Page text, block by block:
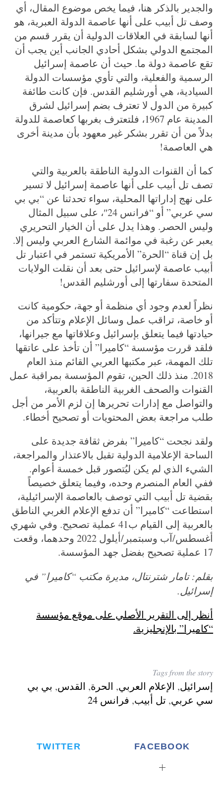
والجدير بالذكر هنا، فيما يخص موضوع المقال، أي
وصف تل أبيب على أنها عاصمة الدولة العبرية، هو
أنها لسابقة في العلاقات الدولية أن يقرر قسم من
المجتمع الدولي بشكل أحادي الجانب أين يجب أن
تقع عاصمة دولة ما. حيث أن عاصمة إسرائيل
الرسمية والفعلية، والتي تأوي مؤسسات الدولة
السيادية، هي أورشليم القدس. فإن كانت طائفة
كبيرة من الدول لا تعترف بضم إسرائيل لشرق
المدينة عام 1967، فلتعترف بغربها كعاصمة للدولة
بدلاً من أن تقرر بشكر غير معهود بأن مدينة أخرى
هي العاصمة!
كما أن القنوات الدولية الناطقة بالعربية والتي
تصف تل أبيب على أنها عاصمة إسرائيل لا تسير
على نهج إداراتها المحلية، سواء تحدثنا عن “بي بي
سي عربي” أو “فرانس 24″، على سبيل المثال
وليس الحصر. وهذا يدل على أن الخيار التحريري
يعبر عن رغبة في موائمة الشارع العربي وليس إلا.
بل إن قناة “الحرة” الأمريكية تستمر في اعتبار تل
أبيب عاصمة لإسرائيل حتى بعد أن نقلت الولايات
المتحدة سفارتها إلى أورشليم القدس!
نظراً لعدم وجود أي منظمة أو جهة، حكومية كانت
أو خاصة، تراقب عمل وسائل الإعلام وتتأكد من
حيادتها فيما يتعلق بإسرائيل وعلاقاتها مع جيرانها،
فلقد قررت مؤسسة “كاميرا” أن تأخذ على عاتقها
تلك المهمة، عبر مكتبها العربي القائم منذ العام
2018. منذ ذلك الحين، تقوم المؤسسة بمراقبة عمل
القنوات والصحف الغربية الناطقة بالعربية،
والتواصل مع إدارات تحريرها إن لزم الأمر من أجل
طلب مراجعة بعض المحتويات أو تصحيح أخطاء.
ولقد نجحت “كاميرا” بفرض ثقافة جديدة على
الساحة الإعلامية الدولية تقبل بالاعتذار والمراجعة،
الشيء الذي لم يكن ليُتصور قبل خمسة أعوام.
ففي العام المنصرم وحده، وفيما يتعلق خصيصاً
بقضية تل أبيب التي توصف بالعاصمة الإسرائيلية،
استطاعت “كاميرا” أن تدفع الإعلام الغربي الناطق
بالعربية إلى القيام ب41 عملية تصحيح. وفي شهري
أغسطس/آب وسبتمبر/أيلول 2022 وحدهما، وقعت
17 عملية تصحيح بفضل جهد المؤسسة.
بقلم: تامار شترنتال، مديرة مكتب “كاميرا” في
إسرائيل.
أنظر إلى التقرير الأصلي على موقع مؤسسة
“كاميرا” بالإنجليزية.
Tags from the story
إسرائيل, الإعلام العربي, الحرة, القدس, بي بي
سي عربي, تل أبيب, فرانس 24
FACEBOOK
TWITTER
r